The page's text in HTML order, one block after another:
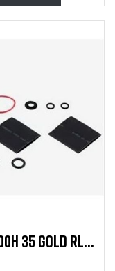
35 GOLD RL